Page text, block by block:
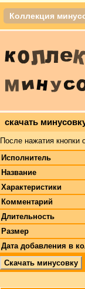
Коллекция
скачать
После нажатия кнопки
Исполнитель
Название
Характеристики
Комментарий
Длительность
Размер
Дата добавления в
Скачать минусовку